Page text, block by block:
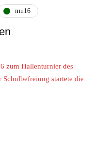
mu16
zum Hallenturnier des
startete die